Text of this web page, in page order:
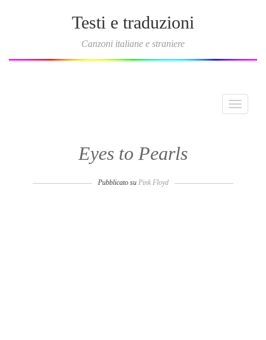
Testi e traduzioni
Canzoni italiane e straniere
Toggle
Eyes to Pearls
Pubblicato su Pink Floyd